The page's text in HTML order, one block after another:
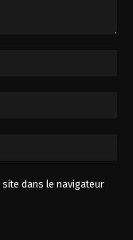
dans le navigateur